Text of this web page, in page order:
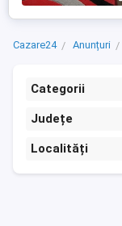
Cazare24 Anunțuri
Categorii
Județe
Localități